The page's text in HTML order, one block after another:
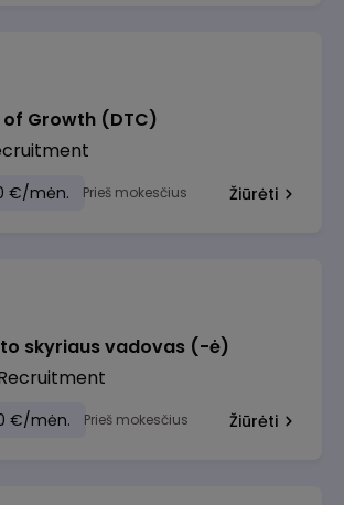
of Growth (DTC)
€/mėn. Prieš mokesčius Žiūrėti
skyriaus vadovas (-ė)
€/mėn. Prieš mokesčius Žiūrėti